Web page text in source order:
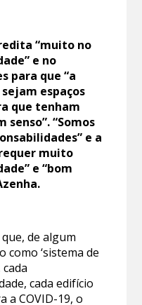
“muito no
e no
para que “a
espaços
que tenham
“Somos
e a
muito
e “bom
de algum
como ‘sistema de
cada edifício
a COVID-19, o